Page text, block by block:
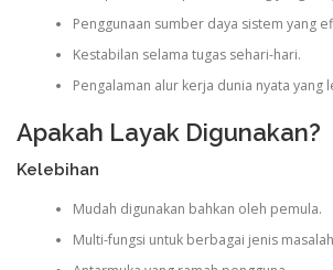
Penggunaan sumber daya sistem yang
Kestabilan selama tugas sehari-hari.
Pengalaman alur kerja dunia nyata yang
Apakah Layak Digunakan?
Kelebihan
Mudah digunakan bahkan oleh pemula.
Multi-fungsi untuk berbagai jenis